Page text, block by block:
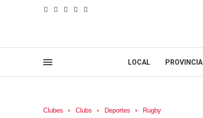
LOCAL PROVINCIA
Clubes Clubs Deportes Rugby